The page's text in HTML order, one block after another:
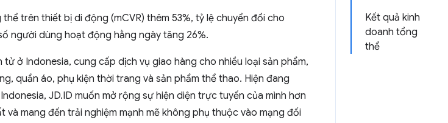
Kết quả kinh
doanh tổng
thể
trên thiết bị di động (mCVR) thêm 53%, tỷ lệ chuyển đổi cho
người dùng hoạt động hằng ngày tăng 26%.
ở Indonesia, cung cấp dịch vụ giao hàng cho nhiều loại sản phẩm,
quần áo, phụ kiện thời trang và sản phẩm thể thao. Hiện đang
JD.ID muốn mở rộng sự hiện diện trực tuyến của mình hơn
mang đến trải nghiệm mạnh mẽ không phụ thuộc vào mạng đối